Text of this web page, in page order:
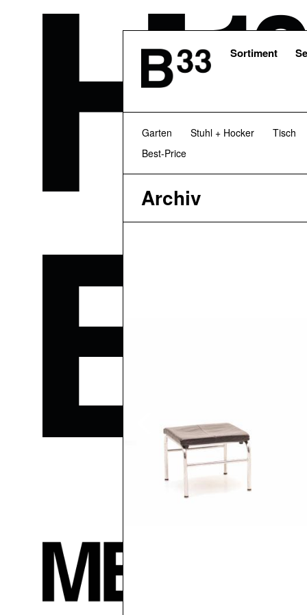
Sortiment
Garten Stuhl + Hocker Tisch
Best-Price
Archiv